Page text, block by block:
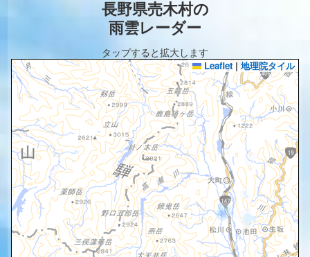
長野県売木村の
雨雲レーダー
タップすると拡大します
Leaflet | 地理院タイル